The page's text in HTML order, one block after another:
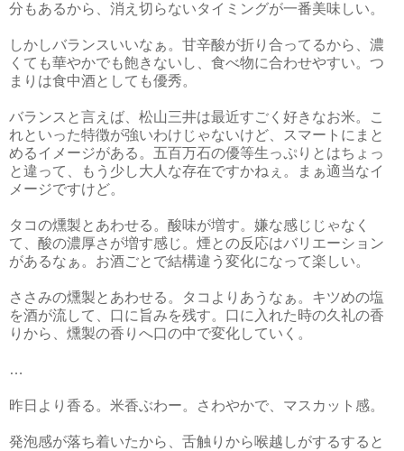
分もあるから、消え切らないタイミングが一番美味しい。
しかしバランスいいなぁ。甘辛酸が折り合ってるから、濃
くても華やかでも飽きないし、食べ物に合わせやすい。つ
まりは食中酒としても優秀。
バランスと言えば、松山三井は最近すごく好きなお米。こ
れといった特徴が強いわけじゃないけど、スマートにまと
めるイメージがある。五百万石の優等生っぷりとはちょっ
と違って、もう少し大人な存在ですかねぇ。まぁ適当なイ
メージですけど。
タコの燻製とあわせる。酸味が増す。嫌な感じじゃなく
て、酸の濃厚さが増す感じ。煙との反応はバリエーション
があるなぁ。お酒ごとで結構違う変化になって楽しい。
ささみの燻製とあわせる。タコよりあうなぁ。キツめの塩
を酒が流して、口に旨みを残す。口に入れた時の久礼の香
りから、燻製の香りへ口の中で変化していく。
…
昨日より香る。米香ぶわー。さわやかで、マスカット感。
発泡感が落ち着いたから、舌触りから喉越しがするすると